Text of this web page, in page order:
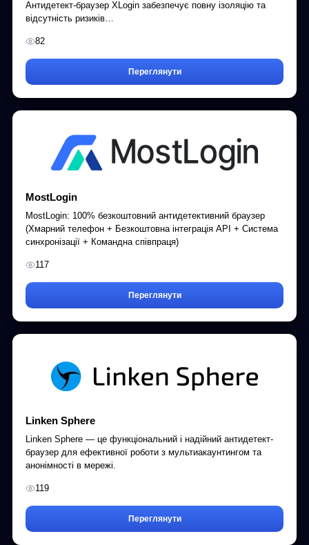
Антидетект-браузер XLogin забезпечує повну ізоляцію та
відсутність ризиків…
82
Переглянути
MostLogin
MostLogin: 100% безкоштовний антидетективний браузер
(Хмарний телефон + Безкоштовна інтеграція API + Система
синхронізації + Командна співпраця)
117
Переглянути
Linken Sphere
Linken Sphere — це функціональний і надійний антидетект-
браузер для ефективної роботи з мультиакаунтингом та
анонімності в мережі.
119
Переглянути